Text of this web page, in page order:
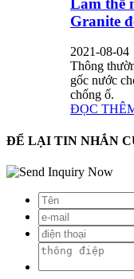
Làm thế
Granite
2021-08-04
Thông
gốc nước
chống ố.
ĐỌC
ĐỂ LẠI TIN NHẮN